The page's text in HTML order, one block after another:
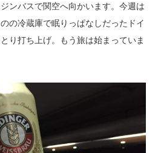
ンバスで関空へ向かいます。今週は
の冷蔵庫で眠りっぱなしだったドイ
り打ち上げ。もう旅は始まっていま